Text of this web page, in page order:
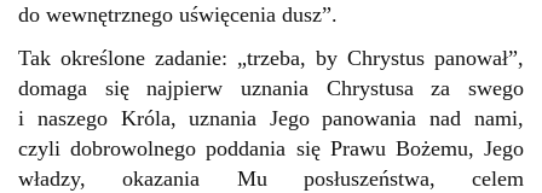
do wewnętrznego uświęcenia dusz”.
Tak określone zadanie: „trzeba, by Chrystus panował”,
domaga się najpierw uznania Chrystusa za swego
i naszego Króla, uznania Jego panowania nad nami,
czyli dobrowolnego poddania się Prawu Bożemu, Jego
władzy, okazania Mu posłuszeństwa, celem